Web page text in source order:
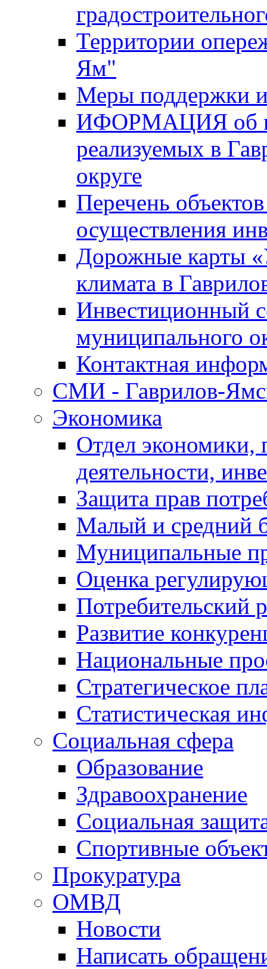
Территории
Ям"
Меры поддержки
ИФОРМАЦИЯ об
реализуемых в
округе
Перечень
осуществления
Дорожные карты
климата в
Инвестиционный
муниципального
Контактная
СМИ - Гаврилов-
Экономика
Отдел экономики,
деятельности,
Защита прав
Малый и средний
Муниципальные
Оценка
Потребительский
Развитие
Национальные
Стратегическое
Статистическая
Социальная сфера
Образование
Здравоохранение
Социальная
Спортивные
Прокуратура
ОМВД
Новости
Написать